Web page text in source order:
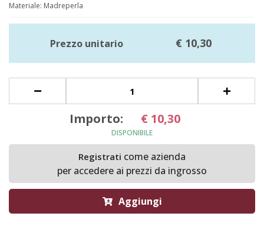
Materiale: Madreperla
Prezzo unitario € 10,30
Importo: € 10,30
DISPONIBILE
Registrati come azienda
per accedere ai prezzi da ingrosso
Aggiungi